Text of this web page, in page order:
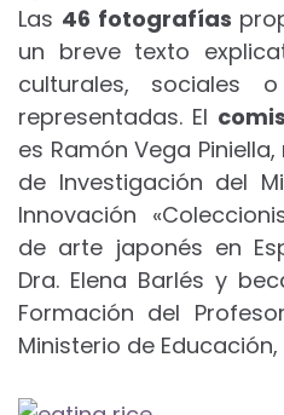
Las 46 fotografías
un breve texto
culturales, sociales
representadas. El
es Ramón Vega
de Investigación del
Innovación
de arte japonés en
Dra. Elena Barlés y
Formación del
Ministerio de